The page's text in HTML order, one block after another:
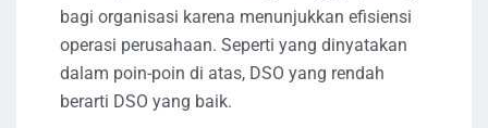
bagi organisasi karena menunjukkan efisiensi
operasi perusahaan. Seperti yang dinyatakan
dalam poin-poin di atas, DSO yang rendah
berarti DSO yang baik.